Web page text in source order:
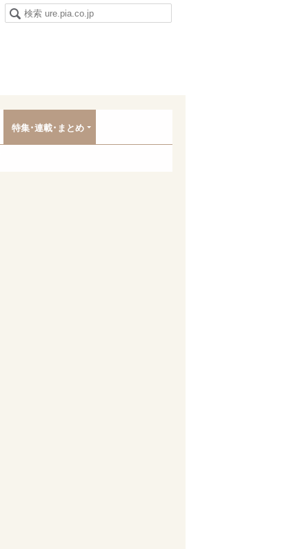
特集･連載･まとめ